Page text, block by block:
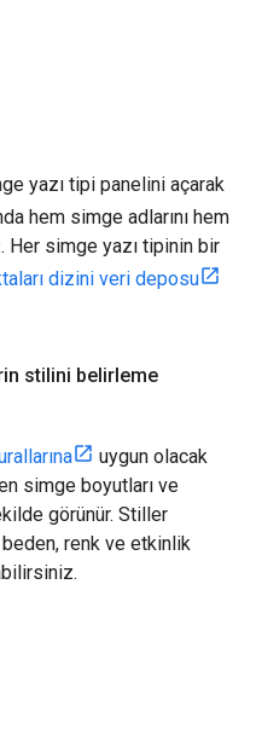
yazı tipi panelini açarak
hem simge adlarını hem
Her simge yazı tipinin bir
dizini veri deposu
stilini belirleme
uygun olacak
simge boyutları ve
görünür. Stiller
renk ve etkinlik